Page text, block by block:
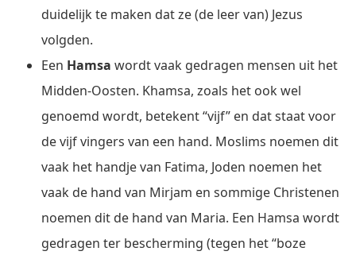
duidelijk te maken dat ze (de leer van) Jezus
volgden.
Een Hamsa wordt vaak gedragen mensen uit het
Midden-Oosten. Khamsa, zoals het ook wel
genoemd wordt, betekent “vijf” en dat staat voor
de vijf vingers van een hand. Moslims noemen dit
vaak het handje van Fatima, Joden noemen het
vaak de hand van Mirjam en sommige Christenen
noemen dit de hand van Maria. Een Hamsa wordt
gedragen ter bescherming (tegen het “boze